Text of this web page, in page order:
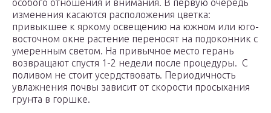
особого отношения и внимания. В первую очередь
изменения касаются расположения цветка:
привыкшее к яркому освещению на южном или юго-
восточном окне растение переносят на подоконник с
умеренным светом. На привычное место герань
возвращают спустя 1-2 недели после процедуры. С
поливом не стоит усердствовать. Периодичность
увлажнения почвы зависит от скорости просыхания
грунта в горшке.